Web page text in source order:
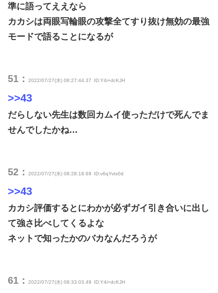
準に語ってええなら
カカシは両眼写輪眼の攻撃全てすり抜け無効の最強
モードで語ることになるが
51： 2022/07/27(水) 08:27:44.37 ID:Y4i+dcKJH
>>43
だらしない先生は数回カムイ使っただけで死んでま
せんでしたかね…
52： 2022/07/27(水) 08:28:18.69 ID:v6qYvtx0d
>>43
カカシ評価するとにわかが必ずガイ引き合いに出し
て強さ比べしてくるよな
ネットで知ったかのバカなんだろうが
61： 2022/07/27(水) 08:33:03.49 ID:Y4i+dcKJH